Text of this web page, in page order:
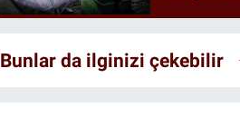
Bunlar da ilginizi çekebilir